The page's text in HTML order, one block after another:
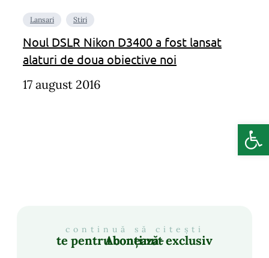
Lansari Stiri
Noul DSLR Nikon D3400 a fost lansat
alaturi de doua obiective noi
17 august 2016
continuă să citești
Abonează-te pentru conținut exclusiv